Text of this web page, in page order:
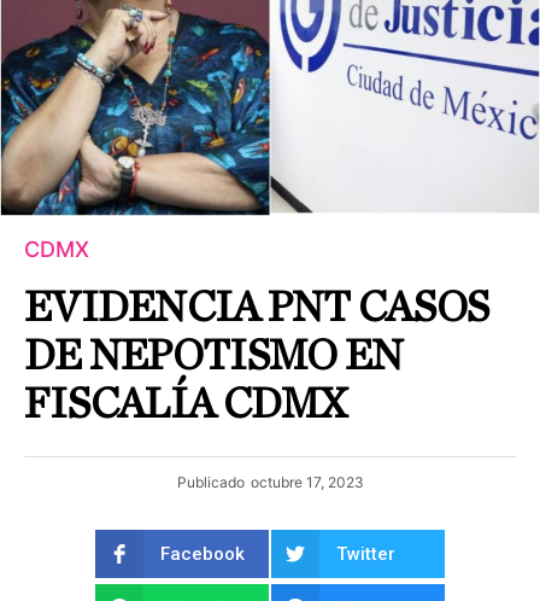
CDMX
EVIDENCIA PNT CASOS
DE NEPOTISMO EN
FISCALÍA CDMX
Publicado octubre 17, 2023
Facebook Twitter